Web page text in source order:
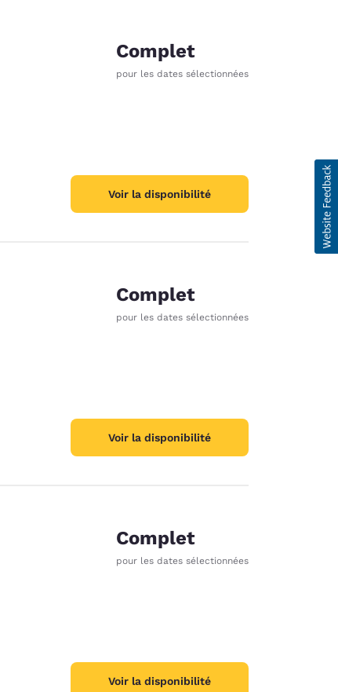
Complet
pour les dates sélectionnées
Voir la disponibilité
Complet
pour les dates sélectionnées
Voir la disponibilité
Complet
pour les dates sélectionnées
Voir la disponibilité